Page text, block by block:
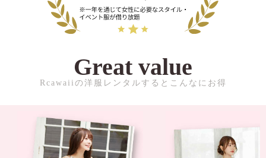
Great value
Rcawaiiの洋服レンタルするとこんなにお得